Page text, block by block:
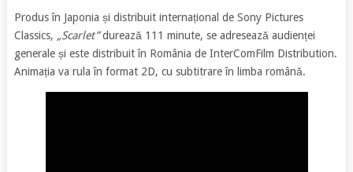
Produs în Japonia și distribuit internațional de Sony Pictures
Classics, „Scarlet”durează 111 minute, se adresează audienței
generale și este distribuit în România de InterComFilm Distribution.
Animația va rula în format 2D, cu subtitrare în limba română.